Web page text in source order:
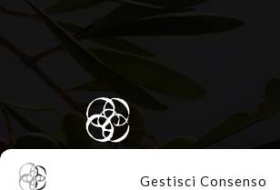
Gestisci Consenso